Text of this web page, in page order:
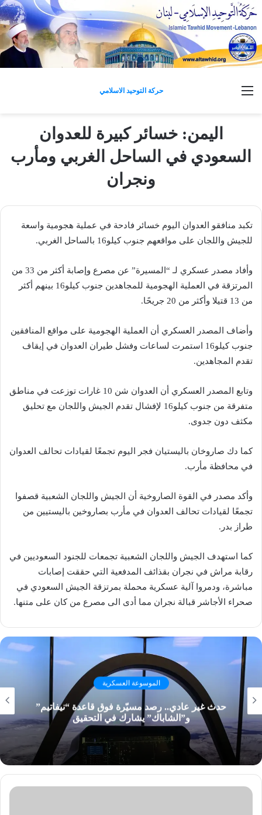
حركة التوحيد الاسلامي
اليمن: خسائر كبيرة للعدوان
السعودي في الساحل الغربي ومأرب
ونجران
تكبد منافقو العدوان اليوم خسائر فادحة في عملية هجومية واسعة
للجيش واللجان على مواقعهم جنوب كيلو16 بالساحل الغربي.
وأفاد مصدر عسكري لـ “المسيرة” عن مصرع وإصابة أكثر من 33 من
المرتزقة في العملية الهجومية للمجاهدين جنوب كيلو16 بينهم أكثر
من 13 قتيلا وأكثر من 20 جريحًا.
وأضاف المصدر العسكري أن العملية الهجومية على مواقع المنافقين
جنوب كيلو16 استمرت لساعات وفشل طيران العدوان في إيقاف
تقدم المجاهدين.
وتابع المصدر العسكري أن العدوان شن 10 غارات توزعت في مناطق
متفرقة من جنوب كيلو16 لإفشال تقدم الجيش واللجان مع تحليق
مكثف دون جدوى.
كما دك صاروخان باليستيان فجر اليوم تجمعًا لقيادات تحالف العدوان
في محافظة مأرب.
وأكد مصدر في القوة الصاروخية أن الجيش واللجان الشعبية قصفوا
تجمعًا لقيادات تحالف العدوان في مأرب بصاروخين باليستيين من
طراز بدر.
كما استهدف الجيش واللجان الشعبية تجمعات للجنود السعوديين في
رقابة مراش في نجران بقذائف المدفعية التي حققت إصابات
مباشرة، ودمروا آلية عسكرية محملة بمرتزقة الجيش السعودي في
صحراء الأجاشر قبالة نجران مما أدى الى مصرع من كان على متنها.
الموسوعة العسكرية
حدث غير عادي.. رصد مسيّرة فوق قاعدة “نيفاتيم”
و”الشاباك” يشارك في التحقيق